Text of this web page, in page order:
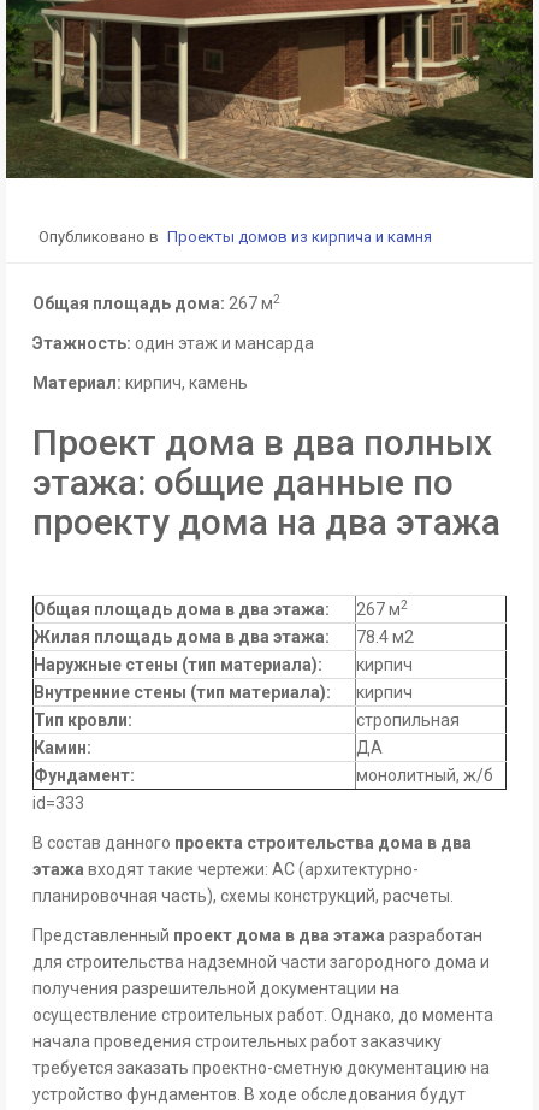
Опубликовано в Проекты домов из кирпича и камня
Общая площадь дома: 267 м2
Этажность: один этаж и мансарда
Материал: кирпич, камень
Проект дома в два полных
этажа: общие данные по
проекту дома на два этажа
Общая площадь дома в два этажа: 267 м2
Жилая площадь дома в два этажа:
78.4 м2
Наружные стены (тип материала):
кирпич
Внутренние стены (тип материала):
кирпич
Тип кровли:
стропильная
Камин:
ДА
Фундамент:
монолитный, ж/б
id=333
В состав данного проекта строительства дома в два
этажа входят такие чертежи: АС (архитектурно-
планировочная часть), схемы конструкций, расчеты.
Представленный проект дома в два этажа разработан
для строительства надземной части загородного дома и
получения разрешительной документации на
осуществление строительных работ. Однако, до момента
начала проведения строительных работ заказчику
требуется заказать проектно-сметную документацию на
устройство фундаментов. В ходе обследования будут